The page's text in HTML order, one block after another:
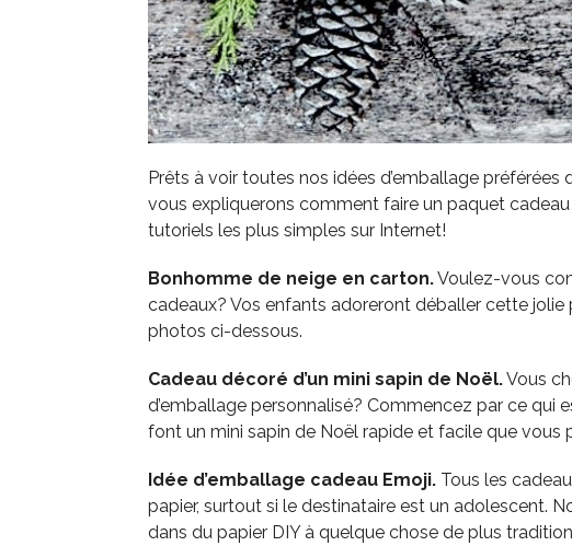
Prêts à voir toutes nos idées d’emballage
vous expliquerons comment faire un paquet
tutoriels les plus simples sur Internet!
Bonhomme de neige en carton.Voulez-vous
cadeaux? Vos enfants adoreront déballer cette
photos ci-dessous.
Cadeau décoré d’un mini sapin de Noël.Vous
d’emballage personnalisé? Commencez par ce qui
font un mini sapin de Noël rapide et facile que
Idée d’emballage cadeau Emoji.Tous les
papier, surtout si le destinataire est un adolescent.
dans du papier DIY à quelque chose de plus